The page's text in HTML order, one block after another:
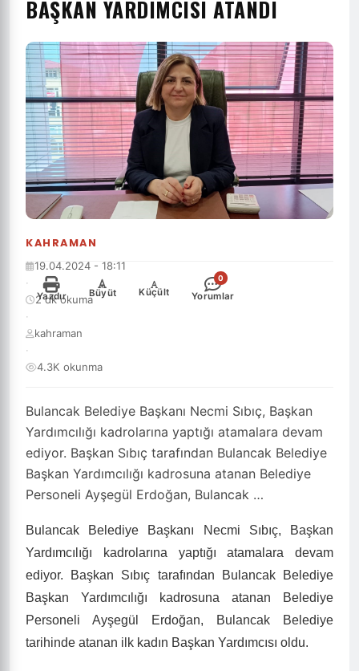
KAHRAMAN
BAŞKAN YARDIMCISI ATANDI
Bulancak Belediye Başkanı Necmi Sıbıç, Başkan
Yardımcılığı kadrolarına yaptığı atamalara devam
ediyor. Başkan Sıbıç tarafından Bulancak Belediye
Başkan Yardımcılığı kadrosuna atanan Belediye
Personeli Ayşegül Erdoğan, Bulancak …
19.04.2024 - 18:11
·
2 dk okuma
·
kahraman
·
4.3K okunma
Yazdır
+
Büyüt
-
Küçült
0
Yorumlar
Bulancak Belediye Başkanı Necmi Sıbıç, Başkan
Yardımcılığı kadrolarına yaptığı atamalara devam
ediyor. Başkan Sıbıç tarafından Bulancak Belediye
Başkan Yardımcılığı kadrosuna atanan Belediye
Personeli Ayşegül Erdoğan, Bulancak Belediye
tarihinde atanan ilk kadın Başkan Yardımcısı oldu.